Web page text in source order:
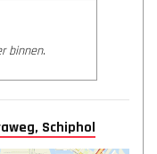
binnen.
Schiphol